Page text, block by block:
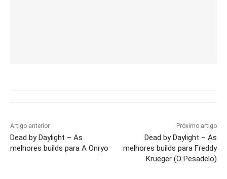
Artigo anterior
Dead by Daylight – As
melhores builds para A Onryo
Próximo artigo
Dead by Daylight – As
melhores builds para Freddy
Krueger (O Pesadelo)